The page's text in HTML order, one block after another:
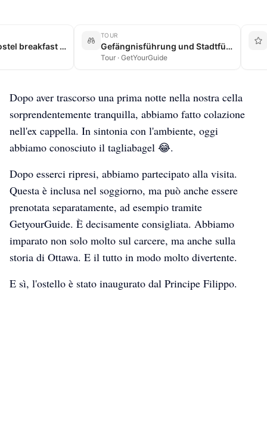
HI Ottawa Jail Hostel breakfast room
TOUR
Gefängnisführung und Stadtführung in Ottawa
Tour · GetYourGuide
Dopo aver trascorso una prima notte nella nostra cella
sorprendentemente tranquilla, abbiamo fatto colazione
nell'ex cappella. In sintonia con l'ambiente, oggi
abbiamo conosciuto il tagliabagel 😂.
Dopo esserci ripresi, abbiamo partecipato alla visita.
Questa è inclusa nel soggiorno, ma può anche essere
prenotata separatamente, ad esempio tramite
GetyourGuide. È decisamente consigliata. Abbiamo
imparato non solo molto sul carcere, ma anche sulla
storia di Ottawa. E il tutto in modo molto divertente.
E sì, l'ostello è stato inaugurato dal Principe Filippo.